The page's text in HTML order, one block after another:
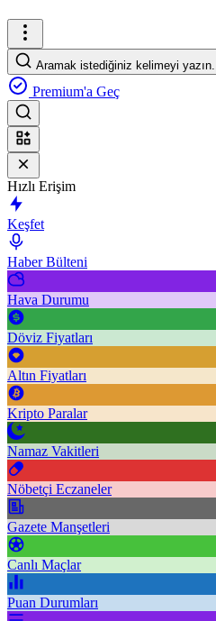
Aramak istediğiniz kelimeyi yazın..
Premium'a Geç
Hızlı Erişim
Keşfet
Haber Bülteni
Hava Durumu
Döviz Fiyatları
Altın Fiyatları
Kripto Paralar
Namaz Vakitleri
Nöbetçi Eczaneler
Gazete Manşetleri
Canlı Maçlar
Puan Durumları